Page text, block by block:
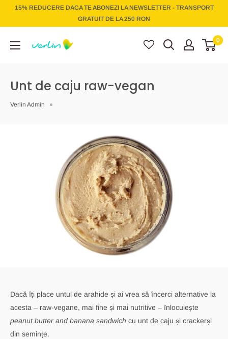
15% REDUCERE DACA TE ABONEZI LA NEWSLETTER - TRANSPORT
GRATUIT DE LA 250 RON
0
Unt de caju raw-vegan
Verlin Admin
Dacă îți place untul de arahide și ai vrea să încerci alternative la
acesta – raw-vegane, mai fine și mai nutritive – înlocuiește
peanut butter and banana sandwich cu unt de caju și crackerși
din semințe.